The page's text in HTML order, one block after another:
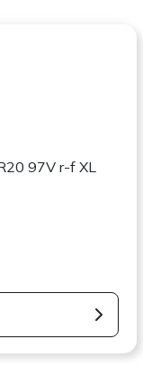
r-f XL